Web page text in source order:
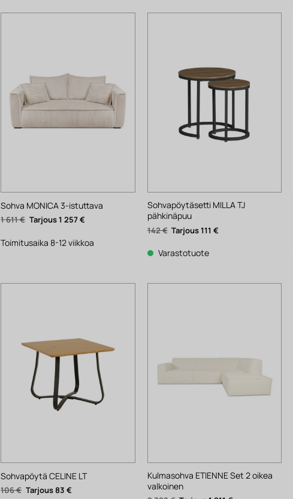
Sohva MONICA 3-istuttava
1 611€ Alkuperäinen
hinta
1
611 €.
1 257€
1
257 €.
Toimitusaika 8-12 viikkoa
Sohvapöytäsetti MILLA TJ
pähkinäpuu
142€ Alkuperäinen
hinta
142 €.
111€
Varastotuote
Sohvapöytä CELINE LT
106€ Alkuperäinen
hinta
83€
Kulmasohva ETIENNE Set 2 oikea
valkoinen